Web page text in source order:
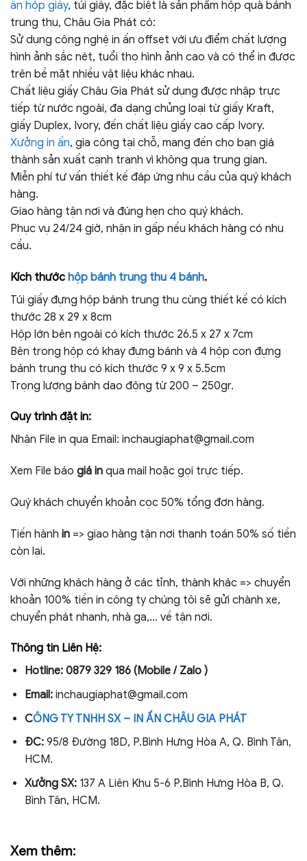
ấn hộp giấy, túi giấy, đặc biệt là sản phẩm hộp quà bánh
trung thu, Châu Gia Phát có:
Sử dụng công nghệ in ấn offset với ưu điểm chất lượng
hình ảnh sắc nét, tuổi thọ hình ảnh cao và có thể in được
trên bề mặt nhiều vật liệu khác nhau.
Chất liệu giấy Châu Gia Phát sử dụng được nhập trực
tiếp từ nước ngoài, đa dạng chủng loại từ giấy Kraft,
giấy Duplex, Ivory, đến chất liệu giấy cao cấp Ivory.
Xưởng in ấn, gia công tại chỗ, mang đến cho bạn giá
thành sản xuất cạnh tranh vì không qua trung gian.
Miễn phí tư vấn thiết kế đáp ứng nhu cầu của quý khách
hàng.
Giao hàng tận nơi và đúng hẹn cho quý khách.
Phục vụ 24/24 giờ, nhận in gấp nếu khách hàng có nhu
cầu.
Kích thước hộp bánh trung thu 4 bánh.
Túi giấy đựng hộp bánh trung thu cùng thiết kế có kích
thước 28 x 29 x 8cm
Hộp lớn bên ngoài có kích thước 26.5 x 27 x 7cm
Bên trong hộp có khay đựng bánh và 4 hộp con đựng
bánh trung thu có kích thước 9 x 9 x 5.5cm
Trọng lượng bánh dao động từ 200 – 250gr.
Quy trình đặt in:
Nhận File in qua Email: inchaugiaphat@gmail.com
Xem File báo giá in qua mail hoặc gọi trực tiếp.
Quý khách chuyển khoản cọc 50% tổng đơn hàng.
Tiến hành in => giao hàng tận nơi thanh toán 50% số tiền
còn lại.
Với những khách hàng ở các tỉnh, thành khác => chuyển
khoản 100% tiền in công ty chúng tôi sẽ gửi chành xe,
chuyển phát nhanh, nhà ga,… về tận nơi.
Thông tin Liên Hệ:
Hotline: 0879 329 186 (Mobile / Zalo )
Email:inchaugiaphat@gmail.com
CÔNG TY TNHH SX – IN ẤN CHÂU GIA PHÁT
ĐC:95/8 Đường 18D, P.Bình Hưng Hòa A, Q. Bình Tân,
HCM.
Xưởng SX:137 A Liên Khu 5-6 P.Bình Hưng Hòa B, Q.
Bình Tân, HCM.
Xem thêm: